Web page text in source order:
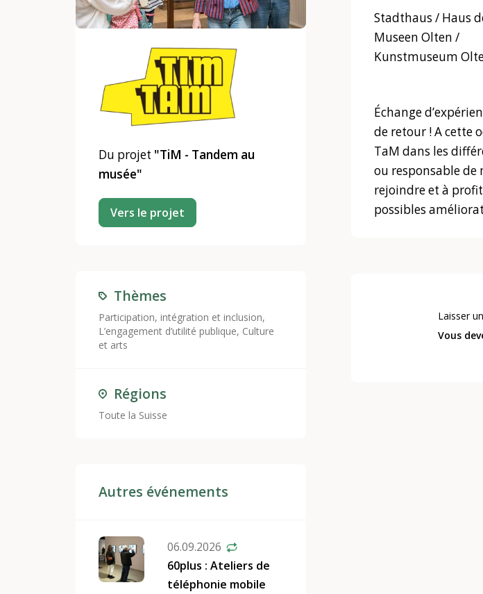
Du projet "TiM - Tandem au
musée"
Vers le projet
Thèmes
Participation, intégration et inclusion,
L’engagement d’utilité publique, Culture
et arts
Régions
Toute la Suisse
Autres événements
06.09.2026
60plus : Ateliers de
téléphonie mobile
Stadthaus / Haus
Museen Olten /
Kunstmuseum
Échange
de retour ! A cette
TaM dans les
ou responsable de
rejoindre et à
possibles
Laisser
Vous